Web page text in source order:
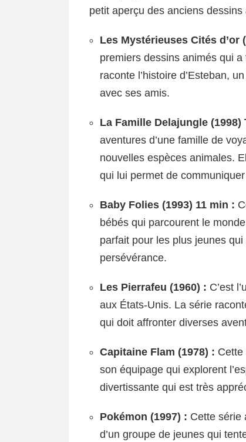
petit aperçu des anciens
Les Mystérieuses Cités d’or
premiers dessins animés qui
raconte l’histoire d’Esteban,
avec ses amis.
La Famille Delajungle
aventures d’une famille de
nouvelles espèces animales.
qui lui permet de
Baby Folies (1993) 11 min :
bébés qui parcourent le
parfait pour les plus jeunes qui
persévérance.
Les Pierrafeu (1960) : C’est
aux États-Unis. La série
qui doit affronter diverses
Capitaine Flam (1978) : Cette
son équipage qui explorent
divertissante qui est très
Pokémon (1997) : Cette série
d’un groupe de jeunes qui